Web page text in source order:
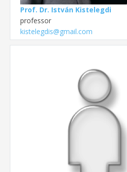
Prof. Dr. István Kistelegdi
professor
kistelegdis@gmail.com